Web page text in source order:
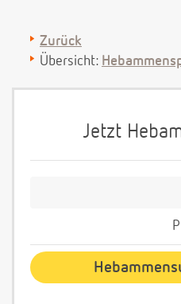
Zurück
Übersicht:
Jetzt